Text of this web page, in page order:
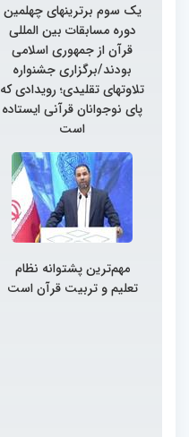
یک سوم برترینهای چهلمین
دوره مسابقات بین المللی
قرآن از جمهوری اسلامی
بودند/برگزاری جشنواره
تلاوتهای تقلیدی؛ رویدادی که
پای نوجوانان قرآنی ایستاده
است
مهم‌ترین پشتوانه نظام
تعلیم و تربیت قرآن است